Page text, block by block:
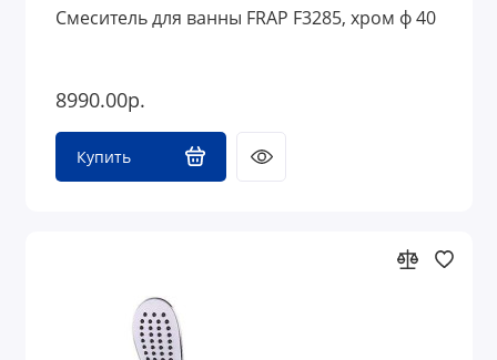
Смеситель для ванны FRAP F3285, хром ф 40
8990.00р.
Купить